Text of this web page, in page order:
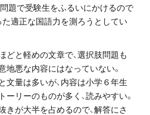
プロ教師が届ける
題で受験生をふるいにかけるので
た適正な国語力を測ろうとしてい
どと軽めの文章で、選択肢問題も
地悪な内容にはなっていない。
文量は多いが、内容は小学６年生
リーのものが多く、読みやすい。
が大半を占めるので、解答にさ